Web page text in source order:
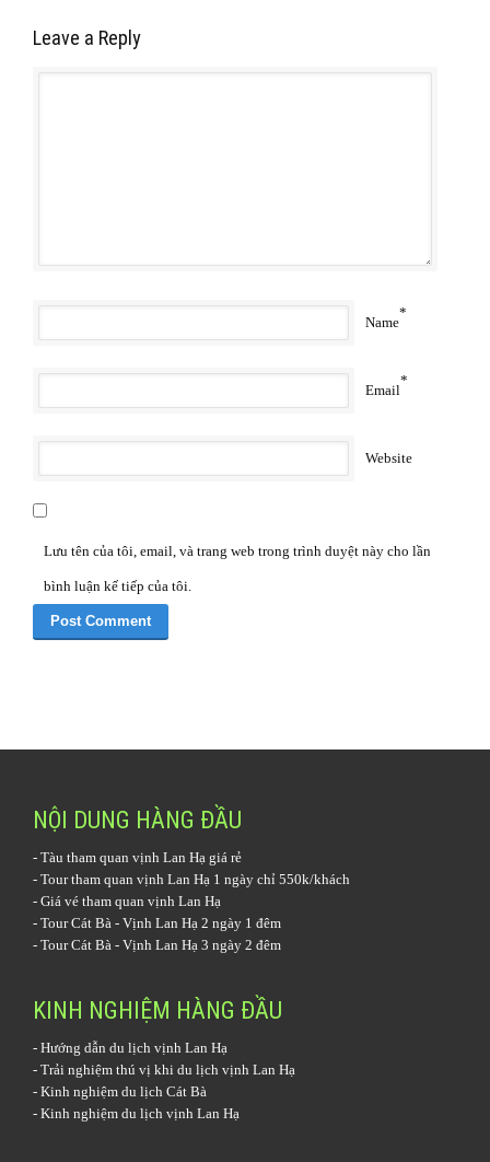
Leave a Reply
Name
*
Email
*
Website
Lưu tên của tôi, email, và trang web trong trình duyệt này cho lần
bình luận kế tiếp của tôi.
NỘI DUNG HÀNG ĐẦU
- Tàu tham quan vịnh Lan Hạ giá rẻ
- Tour tham quan vịnh Lan Hạ 1 ngày chỉ 550k/khách
- Giá vé tham quan vịnh Lan Hạ
- Tour Cát Bà - Vịnh Lan Hạ 2 ngày 1 đêm
- Tour Cát Bà - Vịnh Lan Hạ 3 ngày 2 đêm
KINH NGHIỆM HÀNG ĐẦU
- Hướng dẫn du lịch vịnh Lan Hạ
- Trải nghiệm thú vị khi du lịch vịnh Lan Hạ
- Kinh nghiệm du lịch Cát Bà
- Kinh nghiệm du lịch vịnh Lan Hạ